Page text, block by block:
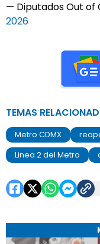
— Diputados Out of
2026
TEMAS
Metro CDMX
Linea 2 del Metro